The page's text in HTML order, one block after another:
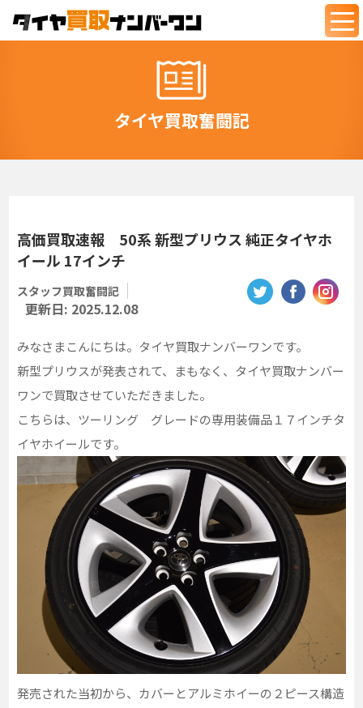
タイヤ買取奮闘記
高価買取速報 50系 新型プリウス 純正タイヤホ
イール 17インチ
スタッフ買取奮闘記
更新日: 2025.12.08
みなさまこんにちは。タイヤ買取ナンバーワンです。
新型プリウスが発表されて、まもなく、タイヤ買取ナンバー
ワンで買取させていただきました。
こちらは、ツーリング グレードの専用装備品１７インチタ
イヤホイールです。
発売された当初から、カバーとアルミホイーの２ピース構造